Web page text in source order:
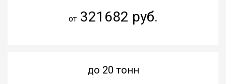
от321682 руб.
до 20 тонн